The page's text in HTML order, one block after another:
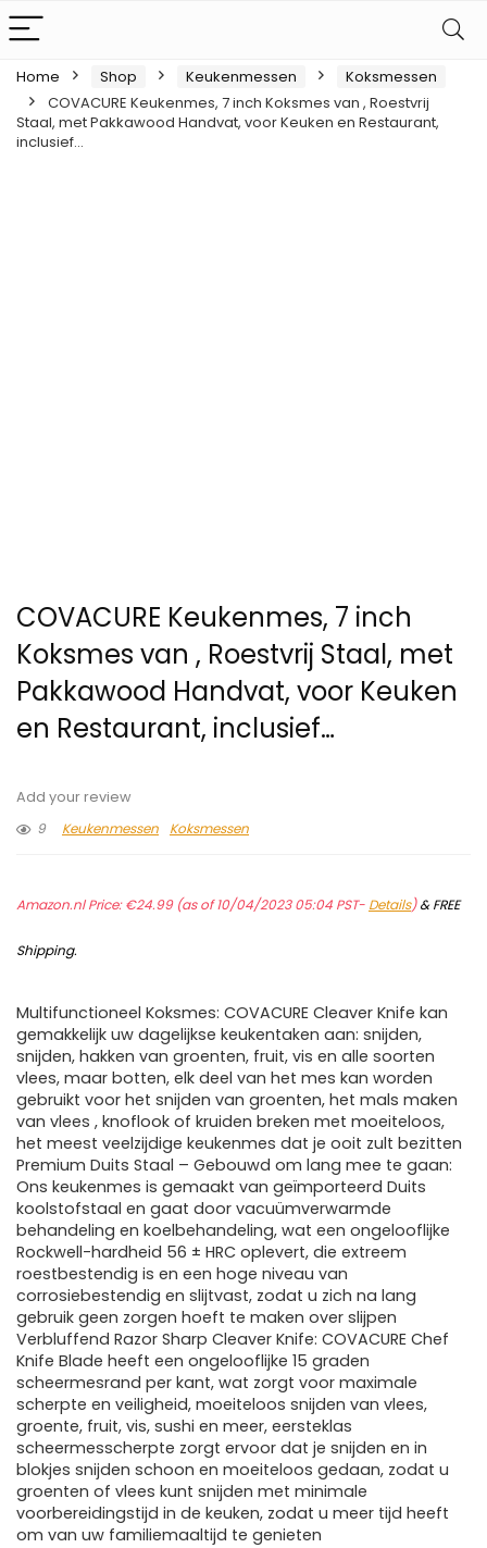
Home Shop Keukenmessen
Koksmessen
COVACURE Keukenmes, 7 inch Koksmes van , Roestvrij
Staal, met Pakkawood Handvat, voor Keuken en Restaurant,
inclusief…
COVACURE Keukenmes, 7 inch
Koksmes van , Roestvrij Staal, met
Pakkawood Handvat, voor Keuken
en Restaurant, inclusief…
Add your review
9
Keukenmessen Koksmessen
Amazon.nl Price:€24.99(as of 10/04/2023 05:04 PST- Details)&FREE
Shipping.
Multifunctioneel Koksmes: COVACURE Cleaver Knife kan
gemakkelijk uw dagelijkse keukentaken aan: snijden,
snijden, hakken van groenten, fruit, vis en alle soorten
vlees, maar botten, elk deel van het mes kan worden
gebruikt voor het snijden van groenten, het mals maken
van vlees , knoflook of kruiden breken met moeiteloos,
het meest veelzijdige keukenmes dat je ooit zult bezitten
Premium Duits Staal – Gebouwd om lang mee te gaan:
Ons keukenmes is gemaakt van geïmporteerd Duits
koolstofstaal en gaat door vacuümverwarmde
behandeling en koelbehandeling, wat een ongelooflijke
Rockwell-hardheid 56 ± HRC oplevert, die extreem
roestbestendig is en een hoge niveau van
corrosiebestendig en slijtvast, zodat u zich na lang
gebruik geen zorgen hoeft te maken over slijpen
Verbluffend Razor Sharp Cleaver Knife: COVACURE Chef
Knife Blade heeft een ongelooflijke 15 graden
scheermesrand per kant, wat zorgt voor maximale
scherpte en veiligheid, moeiteloos snijden van vlees,
groente, fruit, vis, sushi en meer, eersteklas
scheermesscherpte zorgt ervoor dat je snijden en in
blokjes snijden schoon en moeiteloos gedaan, zodat u
groenten of vlees kunt snijden met minimale
voorbereidingstijd in de keuken, zodat u meer tijd heeft
om van uw familiemaaltijd te genieten